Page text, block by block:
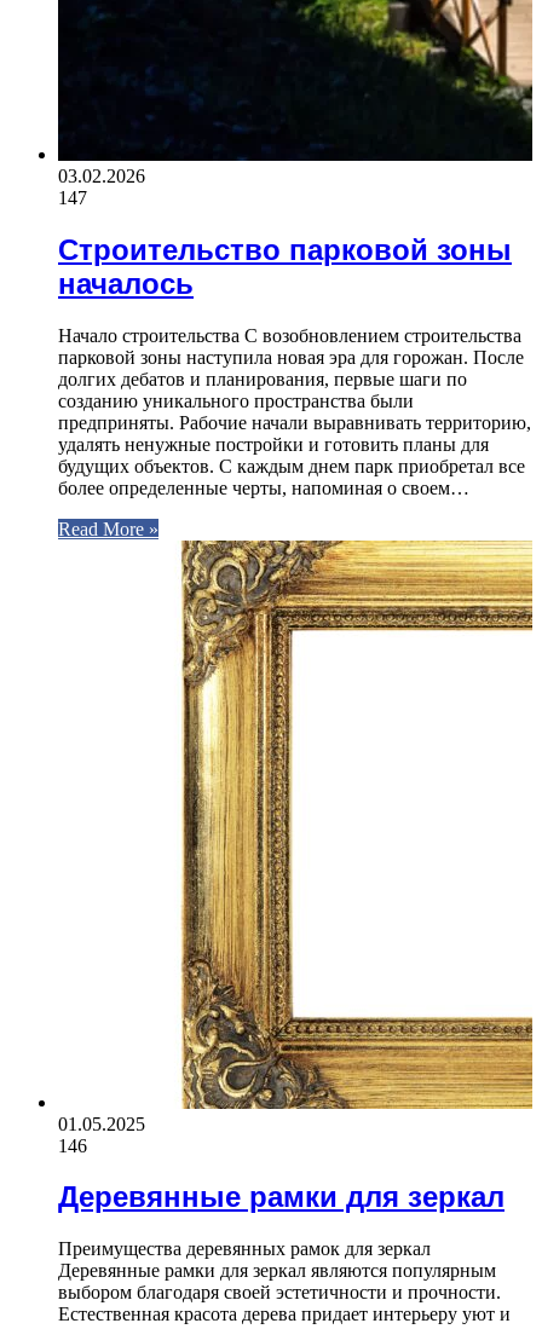
03.02.2026
147
Строительство парковой зоны
началось
Начало строительства С возобновлением строительства
парковой зоны наступила новая эра для горожан. После
долгих дебатов и планирования, первые шаги по
созданию уникального пространства были
предприняты. Рабочие начали выравнивать территорию,
удалять ненужные постройки и готовить планы для
будущих объектов. С каждым днем парк приобретал все
более определенные черты, напоминая о своем…
Read More »
01.05.2025
146
Деревянные рамки для зеркал
Преимущества деревянных рамок для зеркал
Деревянные рамки для зеркал являются популярным
выбором благодаря своей эстетичности и прочности.
Естественная красота дерева придает интерьеру уют и